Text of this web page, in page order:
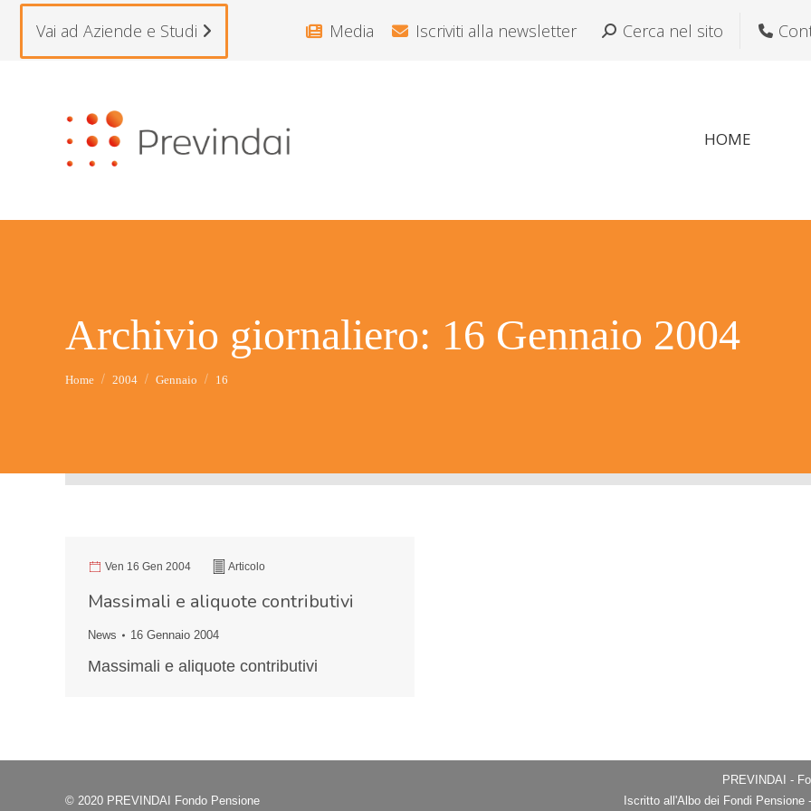
Vai ad Aziende e Studi Media Iscriviti alla newsletter Cerca:Cerca nel sito
HOME
Archivio giornaliero: 16 Gennaio 2004
Tu sei qui:
Home 2004 Gennaio 16
Ven 16 Gen 2004 Articolo
Massimali e aliquote contributivi
News 16 Gennaio 2004
Massimali e aliquote contributivi
© 2020 PREVINDAI Fondo Pensione
PREVINDAI -
Iscritto all'Albo dei Fondi